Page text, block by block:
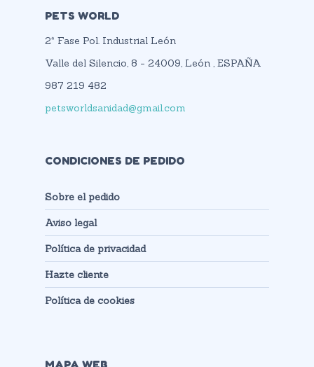
PETS WORLD
2ª Fase Pol. Industrial León
Valle del Silencio, 8 - 24009, León , ESPAÑA
987 219 482
petsworldsanidad@gmail.com
CONDICIONES DE PEDIDO
Sobre el pedido
Aviso legal
Política de privacidad
Hazte cliente
Política de cookies